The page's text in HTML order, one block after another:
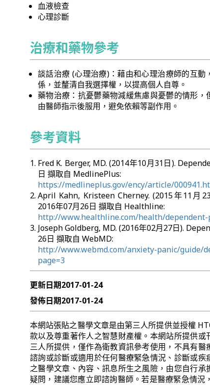
血液檢查
心理診斷
治療和藥物參考
談話治療 (心理治療)：藉由和心理治療師的互
係，並釐清自我選擇權，以提高個人自尊。
藥物治療：抗憂鬱藥物減緩焦慮與憂鬱的情形
由醫師指示後服用，避免依賴等副作用。
參考資料
Fred K. Berger, MD. (2014年10月31日).
日 擷取自 MedlinePlus:
https://medlineplus.gov/ency/article/
April Kahn, Kristeen Cherney. (2015年11月
2016年07月26日 擷取自 Healthline:
http://www.healthline.com/health/
Joseph Goldberg, MD. (2016年02月27日).
26日 擷取自 WebMD:
http://www.webmd.com/anxiety-panic/guide/
page=3
更新日期2017-01-24
發佈日期2017-01-24
本網站張貼之醫學文章是由第三人所提供並授權
款以及尊重著作人之智慧財產權。本網站所提供
三人所提供，僅作為衛教資訊參考使用，不具有
諮詢或診斷或適用於任何醫療緊急情況、診斷或
之醫學文章、內容、訊息所生之風險，由您自行
疑問，建議您應立即諮詢醫師。若是醫療緊急情況